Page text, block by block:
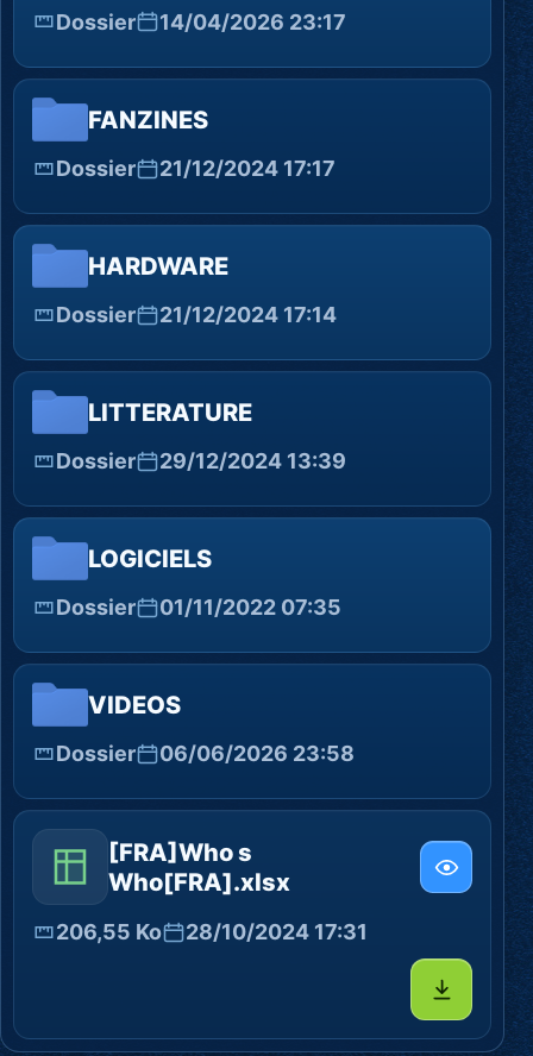
Dossier 14/04/2026 23:17
FANZINES
Dossier 21/12/2024 17:17
HARDWARE
Dossier 21/12/2024 17:14
LITTERATURE
Dossier 29/12/2024 13:39
LOGICIELS
Dossier 01/11/2022 07:35
VIDEOS
Dossier 06/06/2026 23:58
[FRA]Who s
Who[FRA].xlsx
206,55 Ko 28/10/2024 17:31